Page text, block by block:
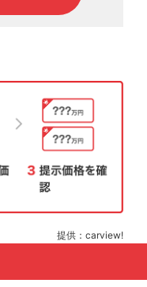
提供：carview!